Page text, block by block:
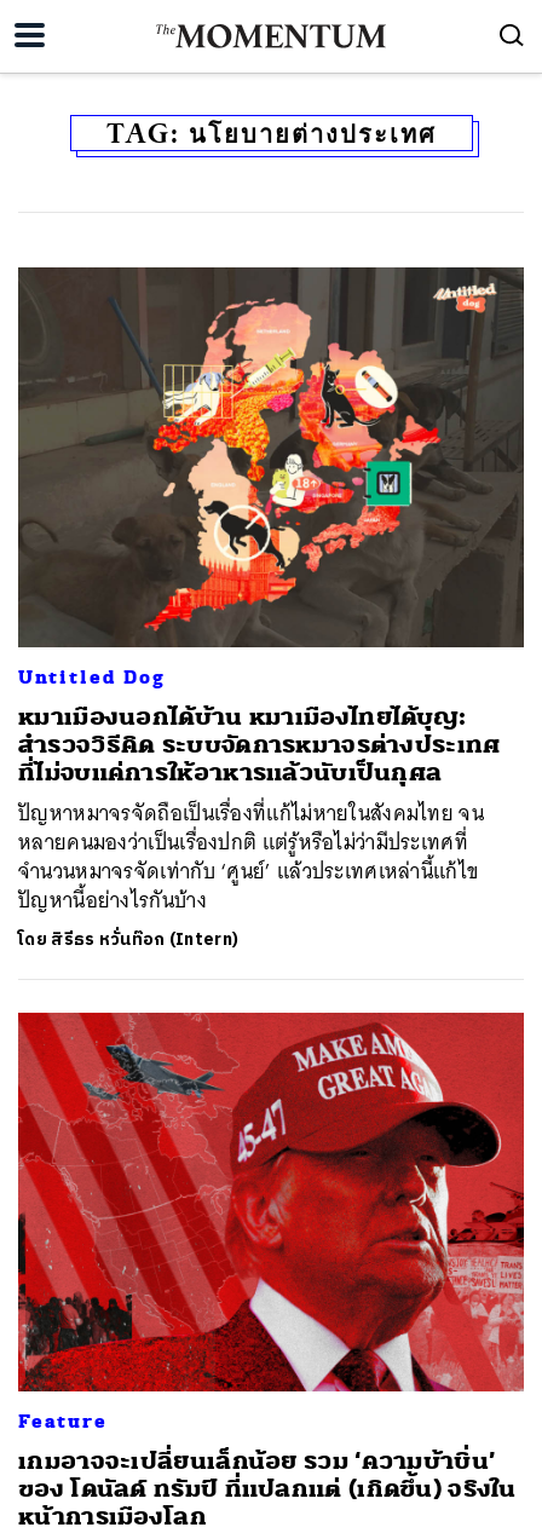
TAG: นโยบายต่างประเทศ
Untitled Dog
หมาเมืองนอกได้บ้าน หมาเมืองไทยได้บุญ:
สำรวจวิธีคิด ระบบจัดการหมาจรต่างประเทศ
ที่ไม่จบแค่การให้อาหารแล้วนับเป็นกุศล
ปัญหาหมาจรจัดถือเป็นเรื่องที่แก้ไม่หายในสังคมไทย จน
หลายคนมองว่าเป็นเรื่องปกติ แต่รู้หรือไม่ว่ามีประเทศที่
จำนวนหมาจรจัดเท่ากับ ‘ศูนย์’ แล้วประเทศเหล่านี้แก้ไข
ปัญหานี้อย่างไรกันบ้าง
โดย สิรีธร หวั่นท๊อก (Intern)
Feature
เกมอาจจะเปลี่ยนเล็กน้อย รวม ‘ความบ้าบิ่น’
ของ โดนัลด์ ทรัมป์ ที่แปลกแต่ (เกิดขึ้น) จริงใน
หน้าการเมืองโลก